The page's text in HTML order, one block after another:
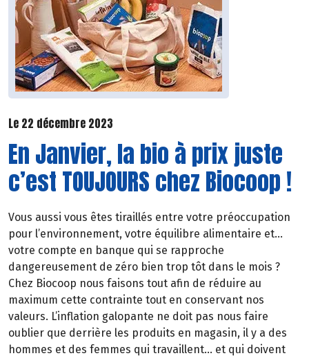
Le 22 décembre 2023
En Janvier, la bio à prix juste
c’est TOUJOURS chez Biocoop !
Vous aussi vous êtes tiraillés entre votre préoccupation
pour l’environnement, votre équilibre alimentaire et…
votre compte en banque qui se rapproche
dangereusement de zéro bien trop tôt dans le mois ?
Chez Biocoop nous faisons tout afin de réduire au
maximum cette contrainte tout en conservant nos
valeurs. L’inflation galopante ne doit pas nous faire
oublier que derrière les produits en magasin, il y a des
hommes et des femmes qui travaillent… et qui doivent